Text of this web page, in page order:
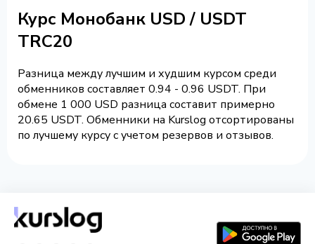
Курс Монобанк USD / USDT
TRC20
Разница между лучшим и худшим курсом среди
обменников составляет 0.94 - 0.96 USDT. При
обмене 1 000 USD разница составит примерно
20.65 USDT. Обменники на Kurslog отсортированы
по лучшему курсу с учетом резервов и отзывов.